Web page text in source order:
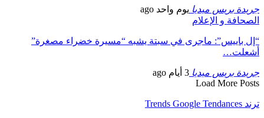
جريدة بريس ميديا يوم واحد ago
الصحافة و الإعلام
“إل باييس”: ماجرى في سبتة يشبه “مسيرة خضراء مصغرة”
أشعلت…
جريدة بريس ميديا 3 أيام ago
Load More Posts
ترند Trends Google Tendances